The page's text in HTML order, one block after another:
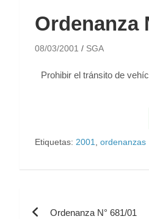
Ordenanza
08/03/2001 SGA
Prohibir el tránsito de
Etiquetas: 2001, ordenanzas
Ordenanza N° 681/01